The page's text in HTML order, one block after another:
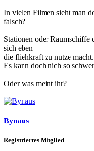
In vielen Filmen sieht man
falsch?
Stationen oder Raumschiffe
sich eben
die fliehkraft zu nutze macht.
Es kann doch nich so
Oder was meint ihr?
Bynaus
Registriertes Mitglied